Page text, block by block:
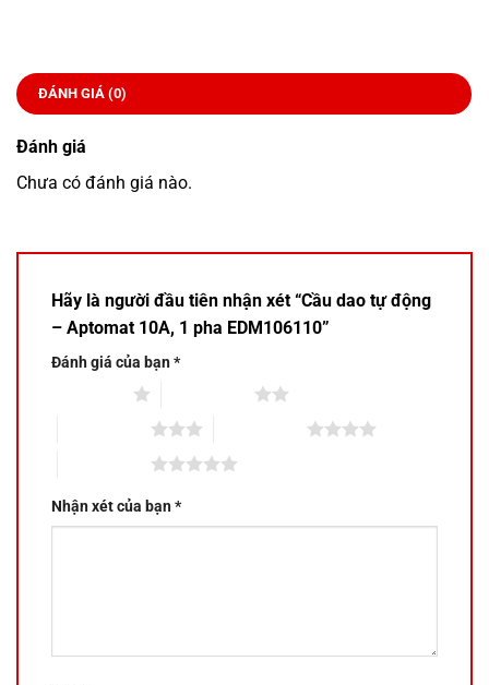
ĐÁNH GIÁ (0)
Đánh giá
Chưa có đánh giá nào.
Hãy là người đầu tiên nhận xét “Cầu dao tự động
– Aptomat 10A, 1 pha EDM106110”
Đánh giá của bạn*
Nhận xét của bạn*